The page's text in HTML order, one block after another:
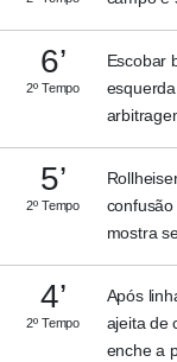
6’
2º Tempo
Escobar
5’
2º Tempo
mostra
4’
2º Tempo
Após
ajeita de
enche a